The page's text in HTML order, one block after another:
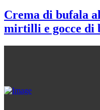
Crema di bufala
mirtilli e gocce di